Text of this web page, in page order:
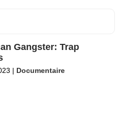
Gangster: Trap
| Documentaire